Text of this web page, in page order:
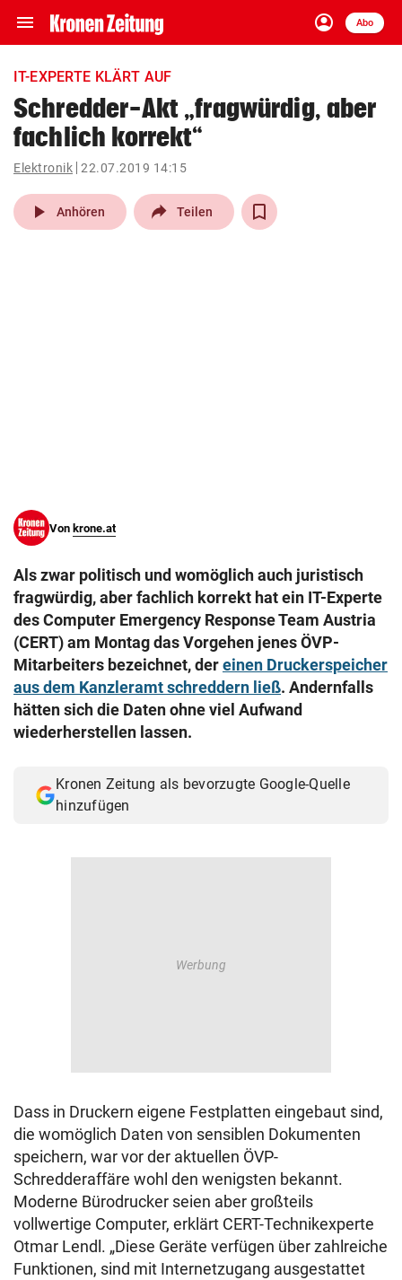
menu Navigation
ein-/ausklappen
account_circle
Anmelden
Abo
close Schließen
account_circle Anmelden
pin_drop
Wien arrow_right
IT-EXPERTE KLÄRT AUF
Schredder-Akt „fragwürdig, aber
fachlich korrekt“
Elektronik 22.07.2019 14:15
play_arrow Anhören Teilen
Von krone.at
Als zwar politisch und womöglich auch juristisch
fragwürdig, aber fachlich korrekt hat ein IT-Experte
des Computer Emergency Response Team Austria
(CERT) am Montag das Vorgehen jenes ÖVP-
Mitarbeiters bezeichnet, dereinen Druckerspeicher
aus dem Kanzleramt schreddern ließ. Andernfalls
hätten sich die Daten ohne viel Aufwand
wiederherstellen lassen.
Kronen Zeitung als bevorzugte Google-Quelle
hinzufügen
Dass in Druckern eigene Festplatten eingebaut sind,
die womöglich Daten von sensiblen Dokumenten
speichern, war vor der aktuellen ÖVP-
Schredderaffäre wohl den wenigsten bekannt.
Moderne Bürodrucker seien aber großteils
vollwertige Computer, erklärt CERT-Technikexperte
Otmar Lendl. „Diese Geräte verfügen über zahlreiche
Funktionen, sind mit Internetzugang ausgestattet